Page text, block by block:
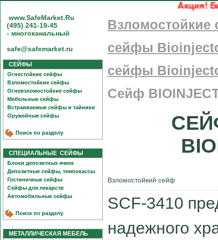
Акция!
www.SafeMarket.Ru
(495) 241-19-45
- многоканальный
safe@safemarket.ru
СЕЙФЫ
Огнестойкие сейфы
Взломостойкие сейфы
Огневзломостойкие сейфы
Мебельные сейфы
Встраиваемые сейфы и тайники
Оружейные сейфы
Поиск по разделу
СПЕЦИАЛЬНЫЕ СЕЙФЫ
Блоки депозитных ячеек
Депозитные сейфы, темпокассы
Гостиничные сейфы
Сейфы для лекарств
Автомобильные сейфы
Поиск по разделу
МЕТАЛЛИЧЕСКАЯ МЕБЕЛЬ
сейфы
сейфы
Сейф
Взломостойкий сейф
SCF-3410
надежного